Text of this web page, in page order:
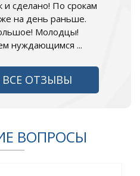
и сделано! По срокам
на день раньше.
Молодцы!
нуждающимся ...
ОТЗЫВЫ
ВОПРОСЫ